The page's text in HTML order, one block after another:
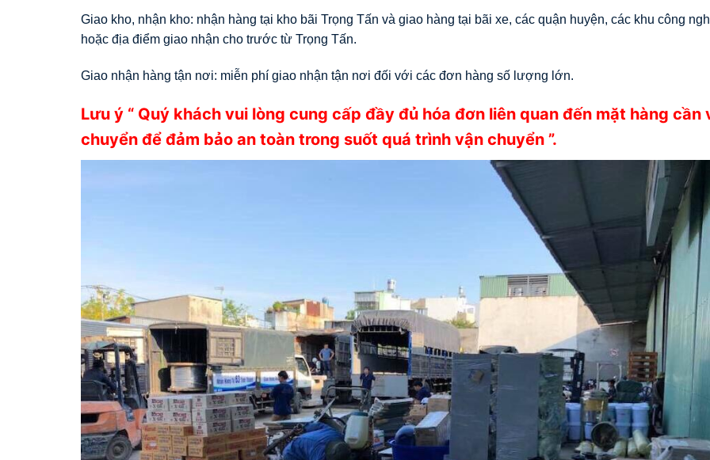
Giao kho, nhận kho: nhận hàng tại kho bãi Trọng Tấn và giao hàng tại bãi xe, các quận huyện, các khu công
hoặc địa điểm giao nhận cho trước từ Trọng Tấn.
Giao nhận hàng tận nơi: miễn phí giao nhận tận nơi đối với các đơn hàng số lượng lớn.
Lưu ý “ Quý khách vui lòng cung cấp đầy đủ hóa đơn liên quan đến mặt hàng cần
chuyển để đảm bảo an toàn trong suốt quá trình vận chuyển ”.